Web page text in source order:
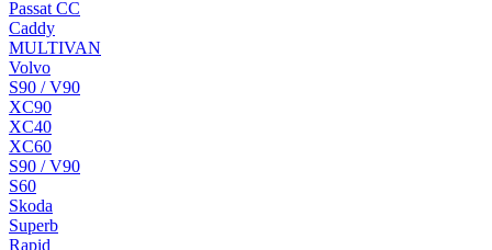
Passat CC
Caddy
MULTIVAN
Volvo
S90 / V90
XC90
XC40
XC60
S90 / V90
S60
Skoda
Superb
Rapid